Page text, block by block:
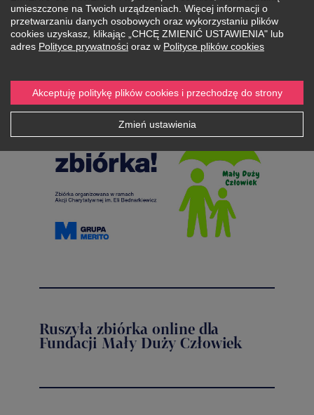
2 5 0 6 2 zł
Ruszyła zbiórka online dla
Fundacji Mały Duży Człowiek
umieszczone na Twoich urządzeniach. Więcej informacji o
przetwarzaniu danych osobowych oraz wykorzystaniu plików
cookies uzyskasz, klikając „CHCĘ ZMIENIĆ USTAWIENIA" lub
adres Polityce prywatności oraz w Polityce plików cookies
Zmień ustawienia
Akceptuję politykę plików cookies i przechodzę do strony